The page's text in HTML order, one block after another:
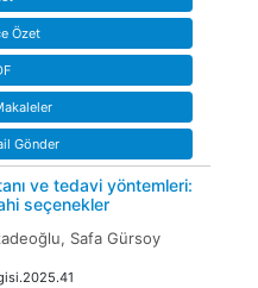
Özet
Gönder
ve tedavi yöntemleri:
seçenekler
Safa Gürsoy